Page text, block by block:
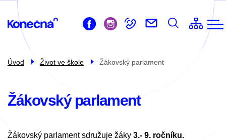
Přejít
hlavnímu
obsahu
Život ve škole
Pro žáky
Školní jídelna
Úvod Život ve škole Žákovský parlament
Žákovský parlament
Žákovský parlament sdružuje žáky 3.- 9. ročníku.